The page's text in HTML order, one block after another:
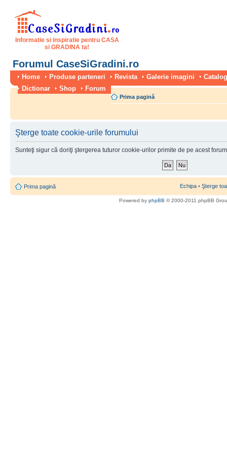
Informatie si inspiratie pentru CASA
si GRADINA ta!
Forumul CaseSiGradini.ro
Home Produse parteneri Revista Galerie imagini
Dictionar
Shop Forum
Prima pagină
Şterge toate cookie-urile forumului
Sunteţi sigur că doriţi ştergerea tuturor cookie-urilor primite de pe acest
Prima pagină Echipa • Şterge
Powered by phpBB © 2000-2011 phpBB